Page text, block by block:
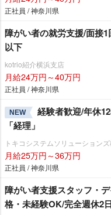
正社員 / 神奈川県
障がい者の就労支援/面接
以下
kotrio紹介横浜支店
月給24万円～40万円
正社員 / 神奈川県
NEW
経験者歓迎/年休
「経理」
トキコシステムソリューション
月給25万円～36万円
正社員 / 神奈川県
障がい者支援スタッフ・
格・未経験OK/完全週休2